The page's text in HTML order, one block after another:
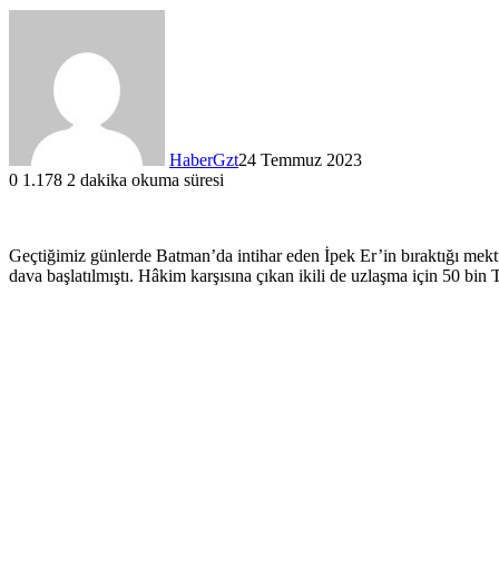
HaberGzt24 Temmuz 2023
0 1.178 2 dakika okuma süresi
Geçtiğimiz günlerde Batman’da intihar eden İpek Er’in bıraktığı
dava başlatılmıştı. Hâkim karşısına çıkan ikili de uzlaşma için 50